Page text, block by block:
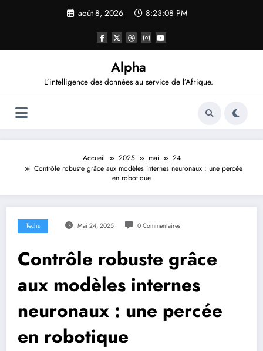
août 8, 2026 8:23:09 PM
Alpha
L’intelligence des données au service de l’Afrique.
Accueil 2025 mai
24
Contrôle robuste grâce aux modèles internes neuronaux : une percée
en robotique
Techs Mai 24, 2025 0 Commentaires
Contrôle robuste grâce
aux modèles internes
neuronaux : une percée
en robotique